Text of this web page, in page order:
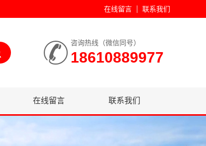
在线留言 联系我们
咨询热线（微信同号）
18610889977
在线留言 联系我们